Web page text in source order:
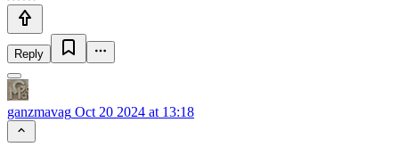
Reply
ganzmavag Oct 20 2024 at 13:18